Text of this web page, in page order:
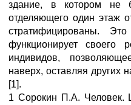
здание, в котором не
отделяющего один этаж
стратифицированы.
функционирует своего
индивидов,
наверх, оставляя других
[1].
1 Сорокин П.A. Человек.